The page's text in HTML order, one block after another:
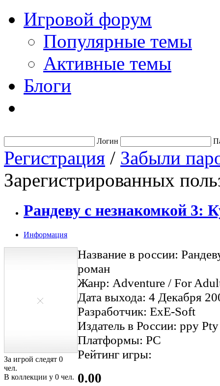
Игровой форум
Популярные темы
Активные темы
Блоги
Логин
Регистрация / Забыли
Зарегистрированных
Рандеву с незнакомкой 3:
Информация
За игрой следят 0
чел.
В коллекции у 0 чел.
Название в россии:
роман
Жанр: Adventure / For
Дата выхода: 4 Декабря
Разработчик: ExE-Soft
Издатель в России: ppy
Платформы: PC
Рейтинг игры:
0.00